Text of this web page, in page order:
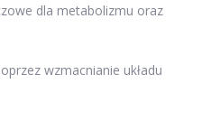
dla metabolizmu oraz
wzmacnianie układu